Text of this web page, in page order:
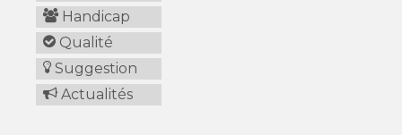
Handicap
Qualité
Suggestion
Actualités